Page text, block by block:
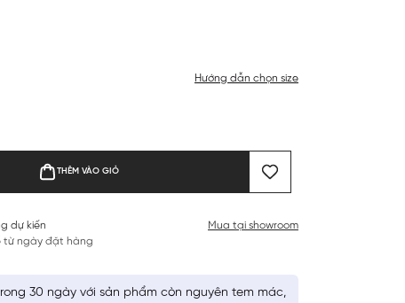
Hướng dẫn chọn size
THÊM VÀO GIỎ
dự kiến
từ ngày đặt hàng
Mua tại showroom
30 ngày với sản phẩm còn nguyên tem mác,